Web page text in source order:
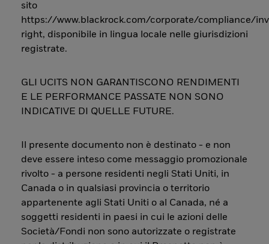
sito
https://www.blackrock.com/corporate/compliance/
right, disponibile in lingua locale nelle giurisdizioni
registrate.
GLI UCITS NON GARANTISCONO RENDIMENTI
E LE PERFORMANCE PASSATE NON SONO
INDICATIVE DI QUELLE FUTURE.
Il presente documento non è destinato - e non
deve essere inteso come messaggio promozionale
rivolto - a persone residenti negli Stati Uniti, in
Canada o in qualsiasi provincia o territorio
appartenente agli Stati Uniti o al Canada, né a
soggetti residenti in paesi in cui le azioni delle
Società/Fondi non sono autorizzate o registrate